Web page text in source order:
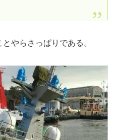
やらさっぱりである。